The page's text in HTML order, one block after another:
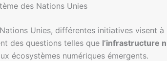
des Nations Unies
Unies, différentes initiatives visent
des questions telles que l’infrastructure
écosystèmes numériques émergents.